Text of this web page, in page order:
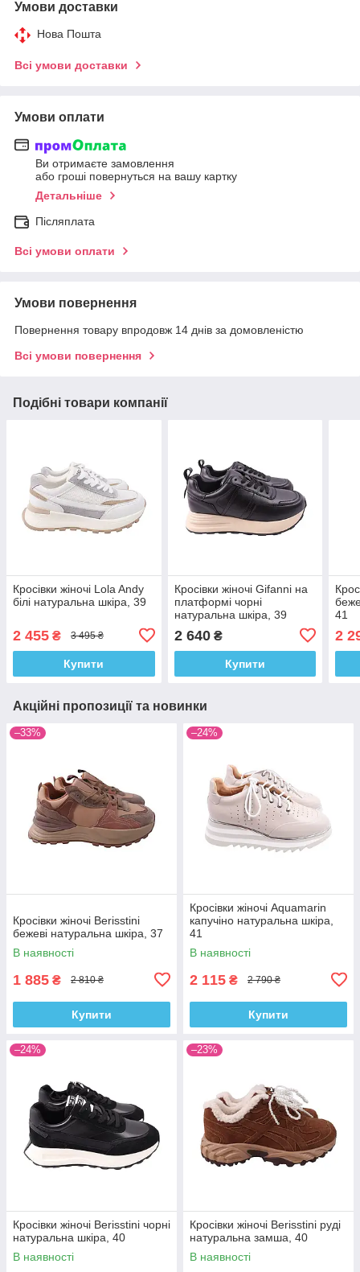
Умови доставки
Нова Пошта
Всі умови доставки
Умови оплати
Ви отримаєте замовлення
або гроші повернуться на вашу картку
Детальніше
Післяплата
Всі умови оплати
Умови повернення
Повернення товару впродовж 14 днів за домовленістю
Всі умови повернення
Подібні товари компанії
Кросівки жіночі Lola Andy
білі натуральна шкіра, 39
2 455 ₴ 3 495 ₴
Купити
Кросівки жіночі Gifanni на
платформі чорні
натуральна шкіра, 39
2 640₴
Купити
41
2
Акційні пропозиції та новинки
–33%
Кросівки жіночі Berisstini
бежеві натуральна шкіра, 37
В наявності
1 885 ₴ 2 810 ₴
Купити
–24%
Кросівки жіночі Aquamarin
капучіно натуральна шкіра,
41
В наявності
2 115 ₴ 2 790 ₴
Купити
–24%
Кросівки жіночі Berisstini чорні
натуральна шкіра, 40
В наявності
–23%
Кросівки жіночі Berisstini руді
натуральна замша, 40
В наявності